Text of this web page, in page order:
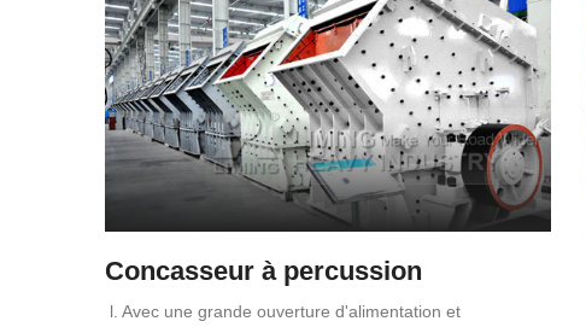
Concasseur à percussion
l. Avec une grande ouverture d'alimentation et